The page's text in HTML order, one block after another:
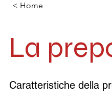
< Home
La
Caratteristiche della